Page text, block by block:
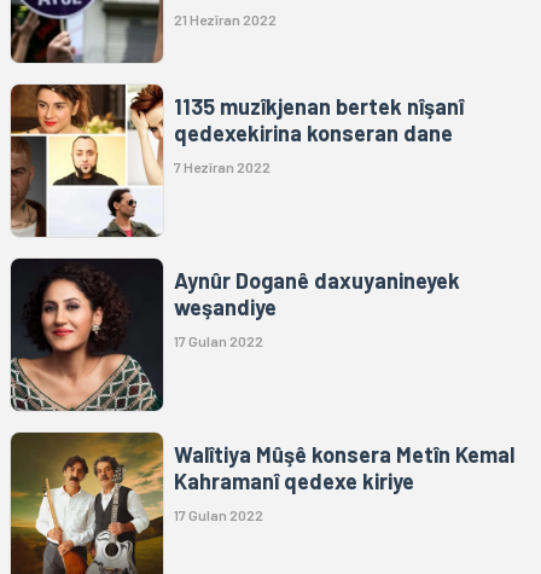
21 Hezîran 2022
1135 muzîkjenan bertek nîşanî
qedexekirina konseran dane
7 Hezîran 2022
Aynûr Doganê daxuyanineyek
weşandiye
17 Gulan 2022
Walîtiya Mûşê konsera Metîn Kemal
Kahramanî qedexe kiriye
17 Gulan 2022